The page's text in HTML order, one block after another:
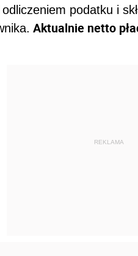
podatku i
Aktualnie netto
REKLAMA